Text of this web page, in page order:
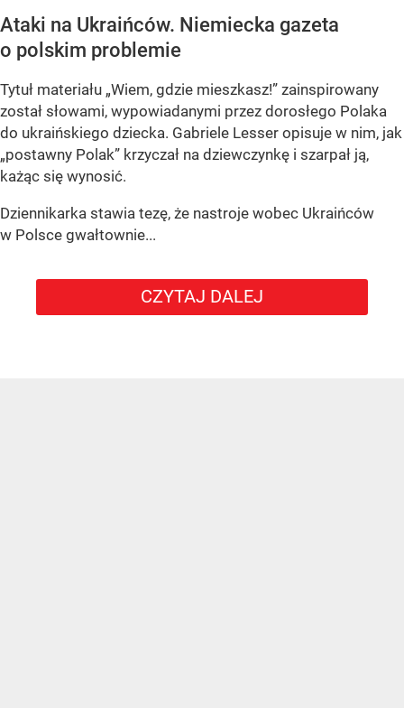
Ataki na Ukraińców. Niemiecka gazeta
o polskim problemie
Tytuł materiału „Wiem, gdzie mieszkasz!” zainspirowany
został słowami, wypowiadanymi przez dorosłego Polaka
do ukraińskiego dziecka. Gabriele Lesser opisuje w nim, jak
„postawny Polak” krzyczał na dziewczynkę i szarpał ją,
każąc się wynosić.
Dziennikarka stawia tezę, że nastroje wobec Ukraińców
w Polsce gwałtownie...
CZYTAJ DALEJ